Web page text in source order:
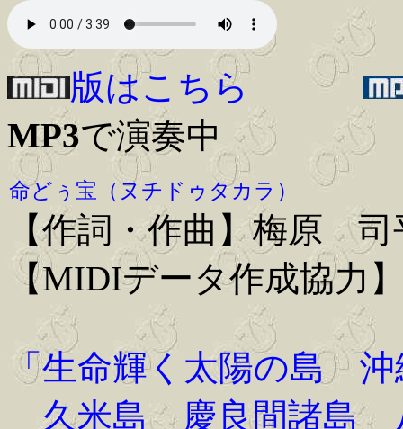
版はこちら
MP3で演奏中
命どぅ宝（ヌチドゥタカラ）
【作詞・作曲】梅原 司
【MIDIデータ作成協力
「生命輝く太陽の島 沖
久米島 慶良間諸島